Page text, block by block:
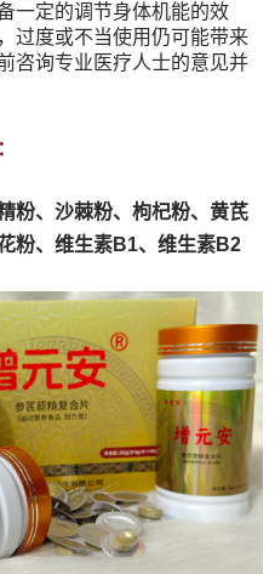
一定的调节身体机能的效
过度或不当使用仍可能带来
咨询专业医疗人士的意见并
粉、沙棘粉、枸杞粉、黄芪
粉、维生素B1、维生素B2